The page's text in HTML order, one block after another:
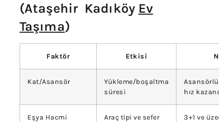
(Ataşehir Kadıköy Ev
Taşıma)
Faktör Etkisi
Kat/Asansör
Yükleme/boşaltma
süresi
hız
Eşya Hacmi
Araç tipi ve sefer
3+1 ve